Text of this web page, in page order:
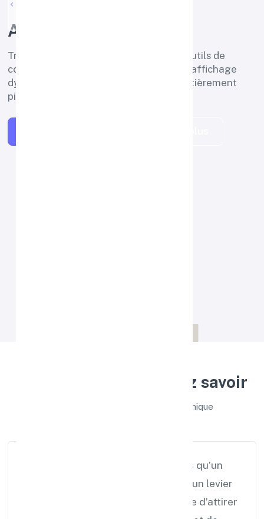
Affichage Dynamique
Transformez vos écrans en véritables outils de
communication grâce à des solutions d’affichage
dynamique modernes, attractives et entièrement
pilotées à distance.
Tout ce que vous devez savoir
sur notre solution Affichage Dynamique
L’affichage dynamique est bien plus qu’un
simple support d’information : c’est un levier
puissant de communication, capable d’attirer